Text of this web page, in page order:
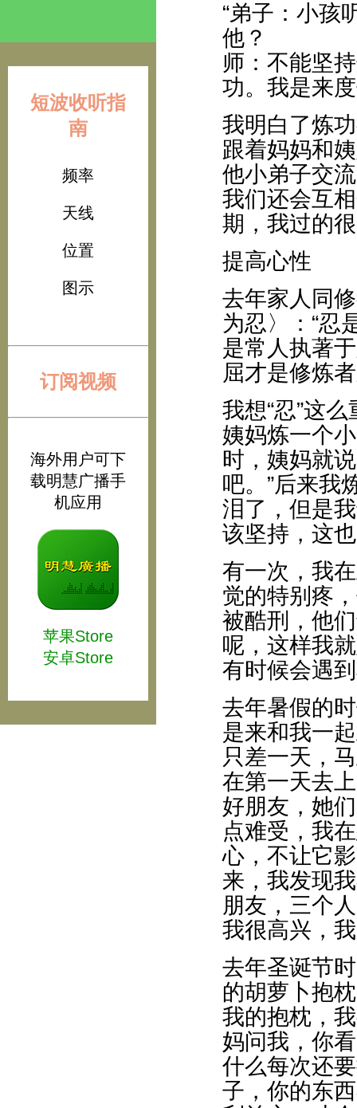
短波收听指
南
频率
天线
位置
图示
订阅视频
海外用户可下
载明慧广播手
机应用
苹果Store
安卓Store
“弟子：小孩
他？
师：不能坚
功。我是来
我明白了炼
跟着妈妈和
他小弟子交
我们还会互
期，我过的
提高心性
去年家人同
为忍〉：“忍
是常人执著
屈才是修炼
我想“忍”这
姨妈炼一个
时，姨妈就
吧。”后来我
泪了，但是
该坚持，这
有一次，我
觉的特别疼
被酷刑，他
呢，这样我
有时候会遇
去年暑假的
是来和我一
只差一天，
在第一天去
好朋友，她
点难受，我
心，不让它
来，我发现
朋友，三个
我很高兴，
去年圣诞节
的胡萝卜抱
我的抱枕，
妈问我，你
什么每次还
子，你的东